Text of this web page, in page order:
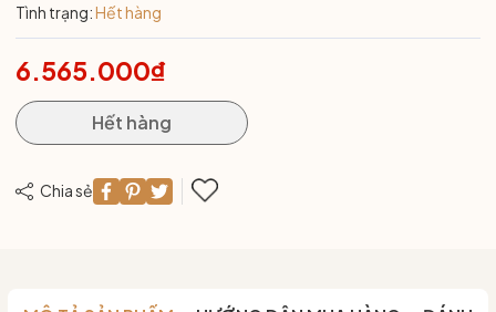
Tình trạng:Hết hàng
6.565.000₫
Hết hàng
Chia sẻ